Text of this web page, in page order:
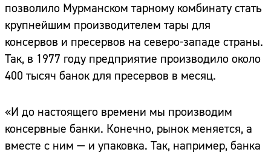
позволило Мурманском тарному комбинату стать
крупнейшим производителем тары для
консервов и пресервов на северо-западе страны.
Так, в 1977 году предприятие производило около
400 тысяч банок для пресервов в месяц.
«И до настоящего времени мы производим
консервные банки. Конечно, рынок меняется, а
вместе с ним — и упаковка. Так, например, банка